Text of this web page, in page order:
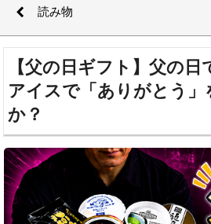
読み物
【父の日ギフト】父の
アイスで「ありがとう」
か？